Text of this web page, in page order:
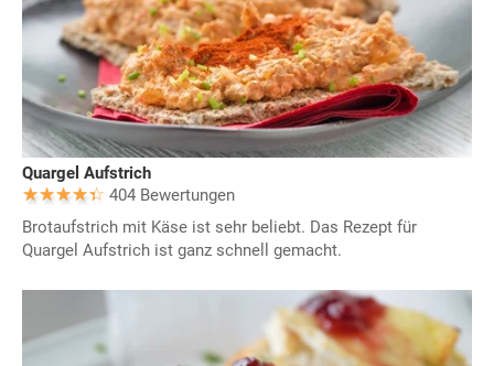
Quargel Aufstrich
404 Bewertungen
Brotaufstrich mit Käse ist sehr beliebt. Das Rezept für
Quargel Aufstrich ist ganz schnell gemacht.